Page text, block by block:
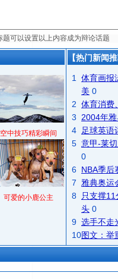
空中技巧精彩瞬间
可爱的小鹿公主
【热门新闻
1
体育画报
美 0
2 体育消费
3
2004年
4
足球英语
5 意甲-莱
0
6 NBA季后
7
雅典奥运
8
只支撑
头 0
9 选手不走
10图文：举